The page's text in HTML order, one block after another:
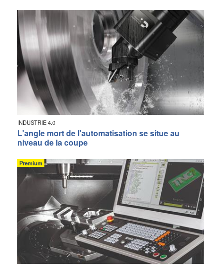
INDUSTRIE 4.0
L'angle mort de l'automatisation se situe au
niveau de la coupe
Premium